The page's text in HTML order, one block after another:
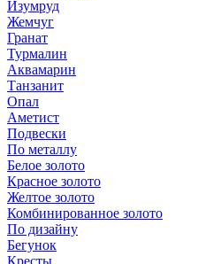
Изумруд
Жемчуг
Гранат
Турмалин
Аквамарин
Танзанит
Опал
Аметист
Подвески
По металлу
Белое золото
Красное золото
Желтое золото
Комбинированное золото
По дизайну
Бегунок
Кресты